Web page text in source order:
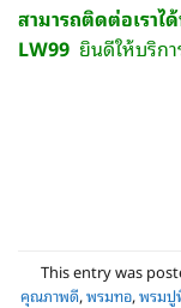
สามารถติดต่อเราไ
LW99 ยินดีให้บริกา
This entry was
คุณภาพดี,พรมทอ,พรม